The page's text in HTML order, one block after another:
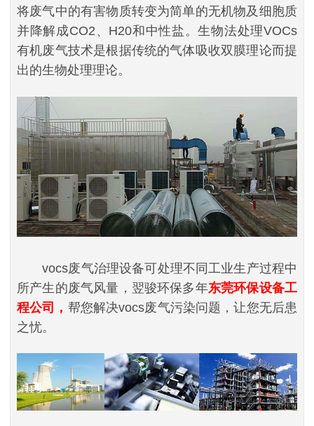
将废气中的有害物质转变为简单的无机物及细胞质
并降解成CO2、H20和中性盐。生物法处理VOCs
有机废气技术是根据传统的气体吸收双膜理论而提
出的生物处理理论。
vocs废气治理设备可处理不同工业生产过程中
所产生的废气风量，翌骏环保多年东莞环保设备工
程公司， 帮您解决vocs废气污染问题，让您无后患
之忧。